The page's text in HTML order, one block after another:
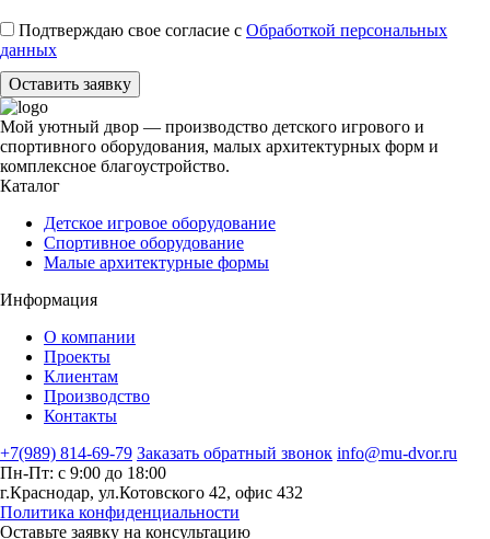
Подтверждаю свое согласие с Обработкой персональных
данных
Оставить заявку
Мой уютный двор — производство детского игрового и
спортивного оборудования, малых архитектурных форм и
комплексное благоустройство.
Каталог
Детское игровое оборудование
Спортивное оборудование
Малые архитектурные формы
Информация
О компании
Проекты
Клиентам
Производство
Контакты
+7(989) 814-69-79 Заказать обратный звонок info@mu-dvor.ru
Пн-Пт: с 9:00 до 18:00
г.Краснодар, ул.Котовского 42, офис 432
Политика конфиденциальности
Оставьте заявку на консультацию